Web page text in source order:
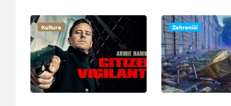
Kultura Zahraničí